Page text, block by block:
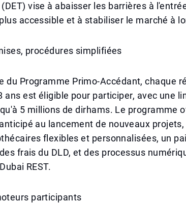
vise à abaisser les barrières à
accessible et à stabiliser le marché à
procédures simplifiées
du Programme Primo-Accédant, chaque
ans est éligible pour participer, avec une
5 millions de dirhams. Le programme
au lancement de nouveaux
flexibles et personnalisées, un
frais du DLD, et des processus
REST.
participants